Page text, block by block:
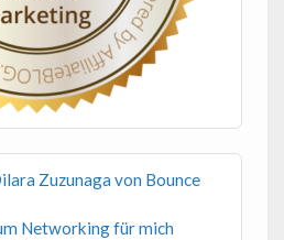
Zuzunaga von Bounce
Networking für mich